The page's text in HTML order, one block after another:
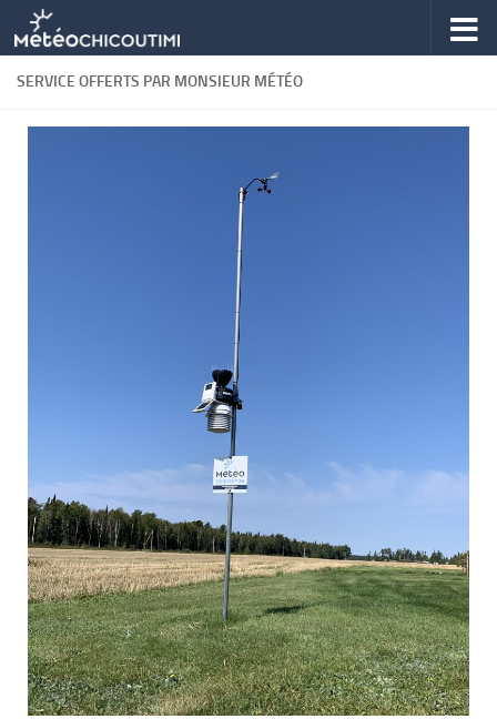
Skip to content
SERVICE OFFERTS PAR MONSIEUR MÉTÉO